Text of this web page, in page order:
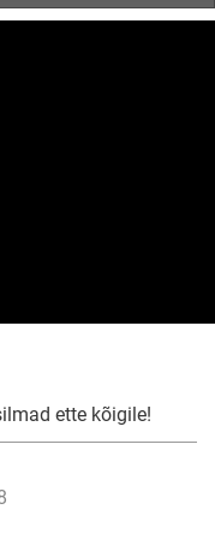
ette kõigile!